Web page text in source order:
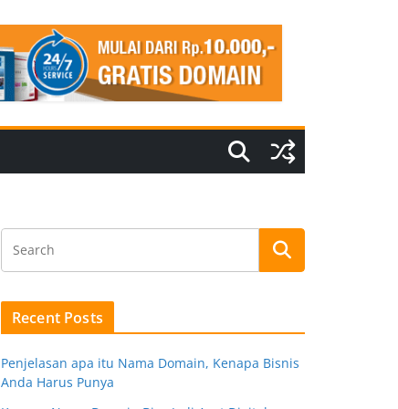
Recent Posts
Penjelasan apa itu Nama Domain, Kenapa Bisnis
Anda Harus Punya